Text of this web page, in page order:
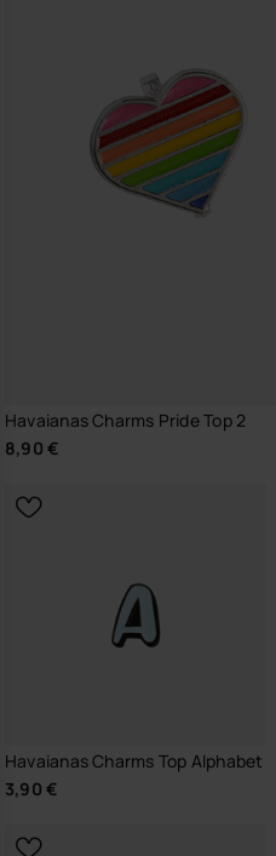
Havaianas Charms Pride Top 2
8,90 €
Havaianas Charms Top Alphabet
3,90 €